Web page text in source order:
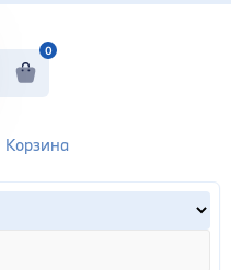
Корзина
0